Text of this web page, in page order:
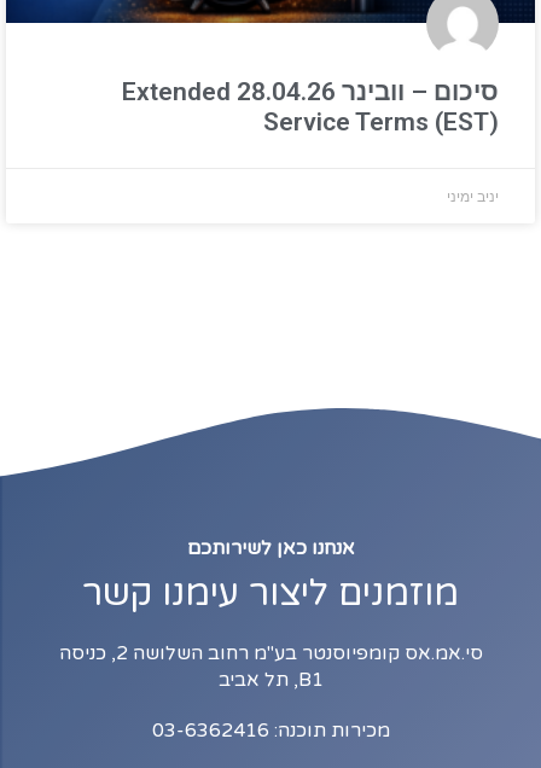
סיכום – וובינר 28.04.26 Extended
Service Terms (EST)
יניב ימיני
אנחנו כאן לשירותכם
מוזמנים ליצור עימנו קשר
סי.אמ.אס קומפיוסנטר בע"מ רחוב השלושה 2, כניסה
B1, תל אביב
מכירות תוכנה: 03-6362416